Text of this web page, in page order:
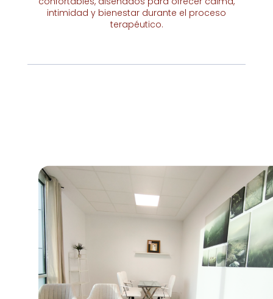
intimidad y bienestar durante el proceso
terapéutico.